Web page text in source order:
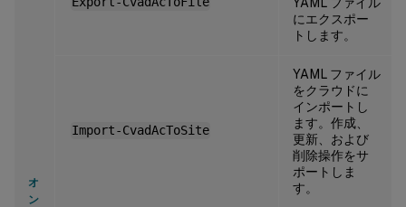
オ
ン
にエクスポー
トします。
Import-CvadAcToSite
YAML ファイル
をクラウドに
インポートし
ます。作成、
更新、および
削除操作をサ
ポートしま
す。